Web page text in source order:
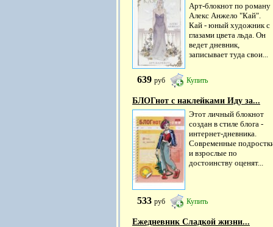
Арт-блокнот по роману
Алекс Анжело "Кай".
Кай - юный художник с
глазами цвета льда. Он
ведет дневник,
записывает туда свои...
639 руб Купить
БЛОГнот с наклейками Иду за...
Этот личный блокнот
создан в стиле блога -
интернет-дневника.
Современные
и взрослые по
достоинству оценят...
533 руб Купить
Ежедневник Сладкой жизни...